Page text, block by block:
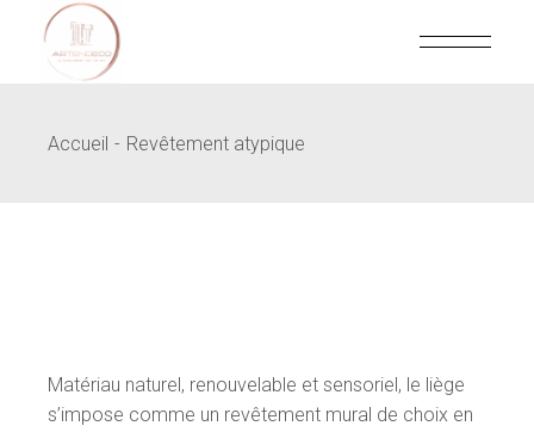
content
Accueil Revêtement atypique
Matériau naturel, renouvelable et sensoriel, le liège
s’impose comme un revêtement mural de choix en